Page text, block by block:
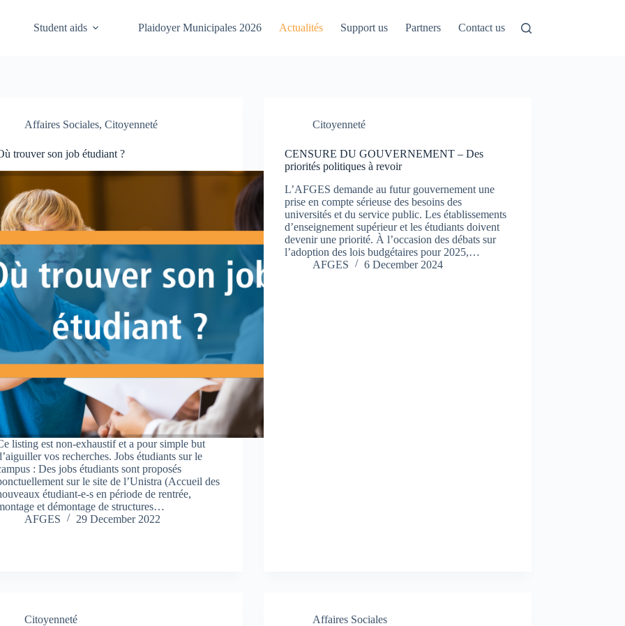
Student aids Plaidoyer Municipales 2026 Actualités Support us Partners Contact us
Affaires Sociales,Citoyenneté
trouver son job étudiant ?
listing est non-exhaustif et a pour simple but
vos recherches. Jobs étudiants sur le
: Des jobs étudiants sont proposés
sur le site de l’Unistra (Accueil des
étudiant-e-s en période de rentrée,
et démontage de structures…
AFGES
29 December 2022
Citoyenneté
CENSURE DU GOUVERNEMENT – Des
priorités politiques à revoir
L’AFGES demande au futur gouvernement une
prise en compte sérieuse des besoins des
universités et du service public. Les établissements
d’enseignement supérieur et les étudiants doivent
devenir une priorité. À l’occasion des débats sur
l’adoption des lois budgétaires pour 2025,…
AFGES
6 December 2024
Citoyenneté Affaires Sociales